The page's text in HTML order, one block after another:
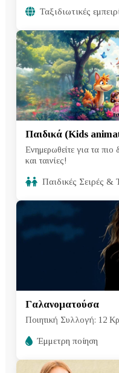
Ταξιδιωτικές
Παιδικά (Kids
Ενημερωθείτε για τα πιο
και ταινίες!
Παιδικές Σειρές &
Γαλανοματούσα
Ποιητική Συλλογή: 12
Έμμετρη ποίηση